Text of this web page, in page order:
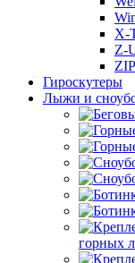
X-
Z-
Гироскутеры
Лыжи и
горных